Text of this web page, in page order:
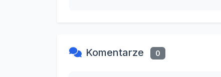
Komentarze 0